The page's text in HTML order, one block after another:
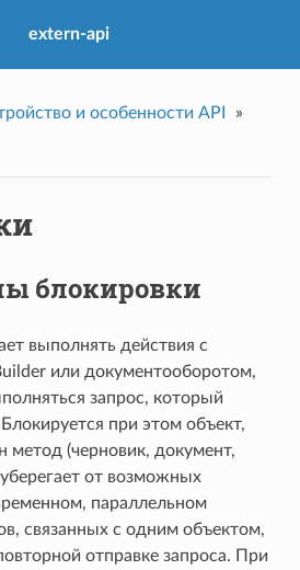
extern-api
и особенности API
»
блокировки
выполнять действия с
или документооборотом,
запрос, который
при этом объект,
метод (черновик, документ,
от возможных
параллельном
связанных с одним объектом,
отправке запроса. При